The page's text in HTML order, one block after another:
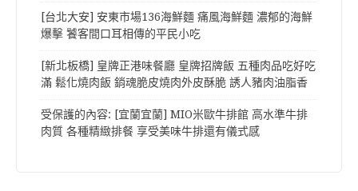
[台北大安] 安東市場136海鮮麵 痛風海鮮麵 濃郁的海鮮
爆擊 饕客間口耳相傳的平民小吃
[新北板橋] 皇牌正港味餐廳 皇牌招牌飯 五種肉品吃好吃
滿 鬆化燒肉飯 銷魂脆皮燒肉外皮酥脆 誘人豬肉油脂香
受保護的內容: [宜蘭宜蘭] MIO米歐牛排館 高水準牛排
肉質 各種精緻排餐 享受美味牛排還有儀式感